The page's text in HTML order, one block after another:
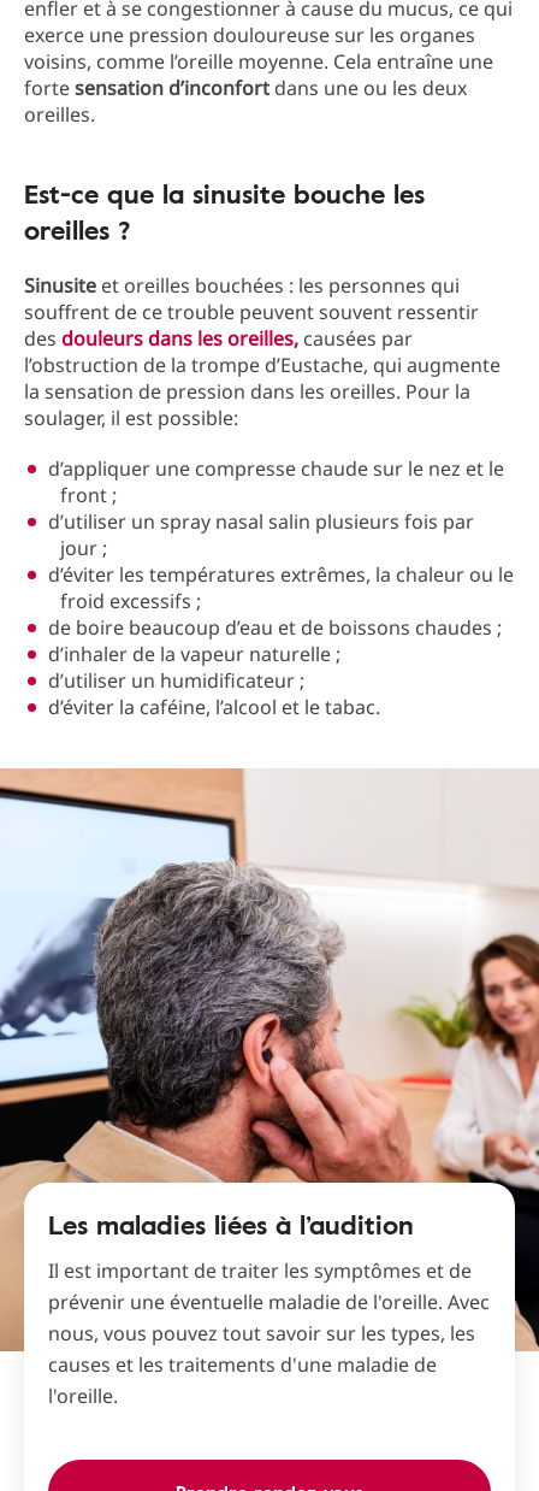
enfler et à se congestionner à cause du mucus, ce qui
exerce une pression douloureuse sur les organes
voisins, comme l’oreille moyenne. Cela entraîne une
fortesensation d’inconfort dans une ou les deux
oreilles.
Est-ce que la sinusite bouche les
oreilles ?
Sinusite et oreilles bouchées : les personnes qui
souffrent de ce trouble peuvent souvent ressentir
des douleurs dans les oreilles, causées par
l’obstruction de la trompe d’Eustache, qui augmente
la sensation de pression dans les oreilles. Pour la
soulager, il est possible:
d’appliquer une compresse chaude sur le nez et le
front ;
d’utiliser un spray nasal salin plusieurs fois par
jour ;
d’éviter les températures extrêmes, la chaleur ou le
froid excessifs ;
de boire beaucoup d’eau et de boissons chaudes ;
d’inhaler de la vapeur naturelle ;
d’utiliser un humidificateur ;
d’éviter la caféine, l’alcool et le tabac.
Les maladies liées à l’audition
Il est important de traiter les symptômes et de
prévenir une éventuelle maladie de l'oreille. Avec
nous, vous pouvez tout savoir sur les types, les
causes et les traitements d'une maladie de
l'oreille.